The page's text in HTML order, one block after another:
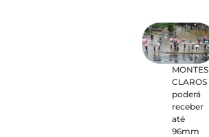
MONTES
CLAROS
poderá
receber
até
96mm